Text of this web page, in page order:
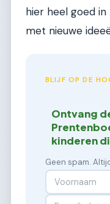
hier heel goed in
met nieuwe
BLIJF OP DE
Ontvang
kinderen
Geen spam.